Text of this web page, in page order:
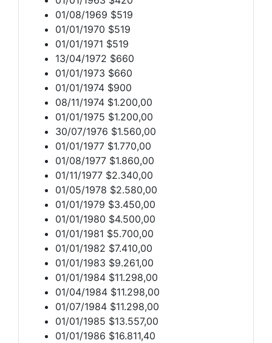
01/08/1969 $519
01/01/1970 $519
01/01/1971 $519
13/04/1972 $660
01/01/1973 $660
01/01/1974 $900
08/11/1974 $1.200,00
01/01/1975 $1.200,00
30/07/1976 $1.560,00
01/01/1977 $1.770,00
01/08/1977 $1.860,00
01/11/1977 $2.340,00
01/05/1978 $2.580,00
01/01/1979 $3.450,00
01/01/1980 $4.500,00
01/01/1981 $5.700,00
01/01/1982 $7.410,00
01/01/1983 $9.261,00
01/01/1984 $11.298,00
01/04/1984 $11.298,00
01/07/1984 $11.298,00
01/01/1985 $13.557,00
01/01/1986 $16.811,40